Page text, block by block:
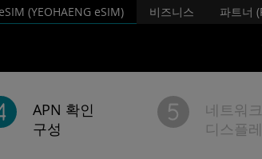
(YEOHAENG eSIM) 비즈니스 파트너
APN 확인
구성
네트워
디스플